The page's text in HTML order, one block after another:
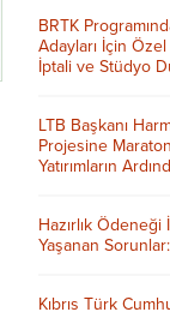
BRTK
Adayları İçin Özel
İptali ve Stüdyo
LTB Başkanı
Projesine
Yatırımların
Hazırlık
Yaşanan
Kıbrıs Türk